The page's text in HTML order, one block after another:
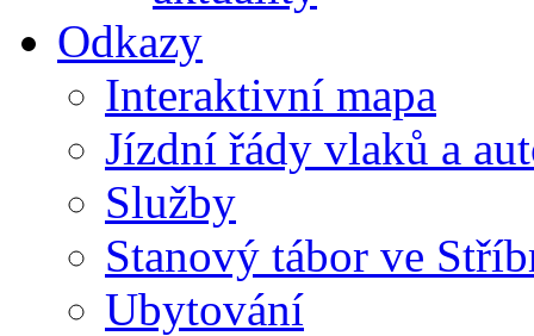
Odkazy
Interaktivní mapa
Jízdní řády vlaků a
Služby
Stanový tábor ve
Ubytování